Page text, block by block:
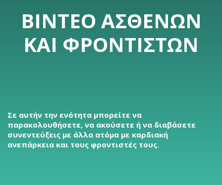
ΒΊΝΤΕΟ ΑΣΘΕΝΏΝ
ΚΑΙ ΦΡΟΝΤΙΣΤΏΝ
Σε αυτήν την ενότητα μπορείτε να
παρακολουθήσετε, να ακούσετε ή να διαβάσετε
συνεντεύξεις με άλλα ατόμα με καρδιακή
ανεπάρκεια και τους φροντιστές τους.